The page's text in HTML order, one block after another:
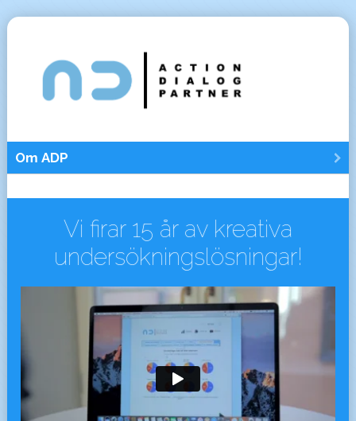
Vi firar 15 år av kreativa
under­söknings­lösningar!